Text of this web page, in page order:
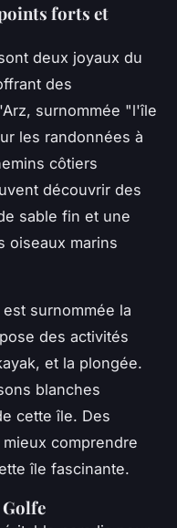
forts et
deux joyaux du
des
surnommée "l'île
les randonnées à
côtiers
découvrir des
sable fin et une
oiseaux marins
surnommée la
des activités
et la plongée.
blanches
cette île. Des
comprendre
île fascinante.